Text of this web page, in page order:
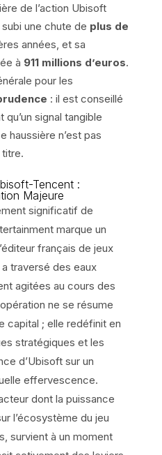
de l’action Ubisoft
une chute de plus de
années, et sa
à 911 millions d’euros.
pour les
: il est conseillé
qu’un signal tangible
haussière n’est pas
Tencent :
Majeure
significatif de
marque un
français de jeux
traversé des eaux
agitées au cours des
ne se résume
capital ; elle redéfinit en
stratégiques et les
d’Ubisoft sur un
effervescence.
dont la puissance
l’écosystème du jeu
survient à un moment